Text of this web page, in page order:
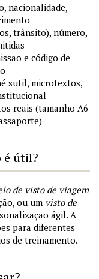
nacionalidade,
trânsito), número,
e código de
sutil, microtextos,
reais (tamanho A6
é útil?
de visto de viagem
ou um visto de
ágil. A
para diferentes
de treinamento.